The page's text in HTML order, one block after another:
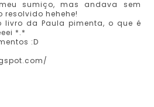
sumiço, mas andava sem
resolvido hehehe!
livro da Paula pimenta, o que é
*.*
:D